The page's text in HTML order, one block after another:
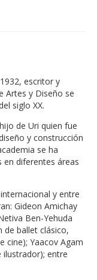
escritor y
Artes y Diseño se
siglo XX.
de Uri quien fue
y construcción
se ha
diferentes áreas
y entre
Gideon Amichay
Ben-Yehuda
de ballet clásico,
cine); Yaacov Agam
entre